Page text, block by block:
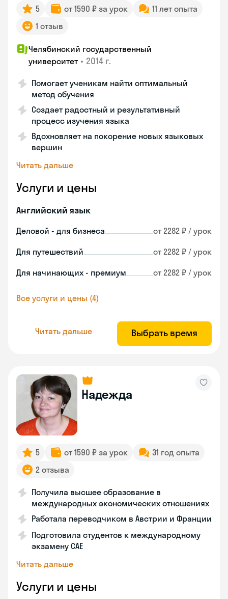
5 от 1590 ₽ за урок
11 лет опыта
1 отзыв
Челябинский государственный
университет • 2014 г.
Помогает ученикам найти оптимальный
метод обучения
Создает радостный и результативный
процесс изучения языка
Вдохновляет на покорение новых языковых
вершин
Читать дальше
Услуги и цены
Английский язык
Деловой - для бизнеса от 2282 ₽ / урок
Для путешествий от 2282 ₽ / урок
Для начинающих - премиум от 2282 ₽ / урок
Все услуги и цены (4)
Читать дальше Выбрать время
Надежда
5 от 1590 ₽ за урок
31 год опыта
2 отзыва
Получила высшее образование в
международных экономических отношениях
Работала переводчиком в Австрии и Франции
Подготовила студентов к международному
экзамену CAE
Читать дальше
Услуги и цены